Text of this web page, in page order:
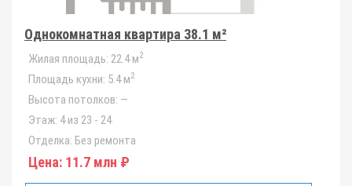
Однокомнатная квартира 38.1 м²
Жилая площадь: 22.4 м2
Площадь кухни: 5.4 м2
Высота потолков: —
Этаж: 4 из 23 - 24
Отделка: Без ремонта
Цена: 11.7 млн ₽